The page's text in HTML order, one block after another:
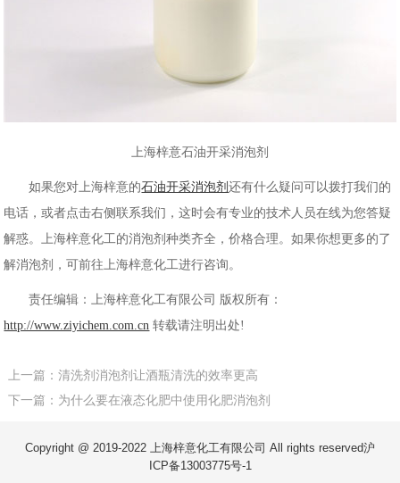
上海梓意石油开采消泡剂
如果您对上海梓意的石油开采消泡剂还有什么疑问可以拨打我们的
电话，或者点击右侧联系我们，这时会有专业的技术人员在线为您答疑
解惑。上海梓意化工的消泡剂种类齐全，价格合理。如果你想更多的了
解消泡剂，可前往上海梓意化工进行咨询。
责任编辑：上海梓意化工有限公司 版权所有：
http://www.ziyichem.com.cn 转载请注明出处!
上一篇：清洗剂消泡剂让酒瓶清洗的效率更高
下一篇：为什么要在液态化肥中使用化肥消泡剂
Copyright @ 2019-2022 上海梓意化工有限公司 All rights reserved沪
ICP备13003775号-1